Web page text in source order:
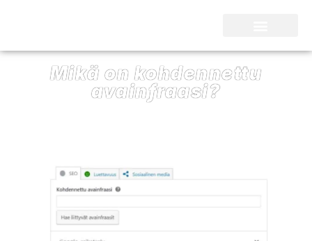
Mikä on kohdennettu
avainfraasi?